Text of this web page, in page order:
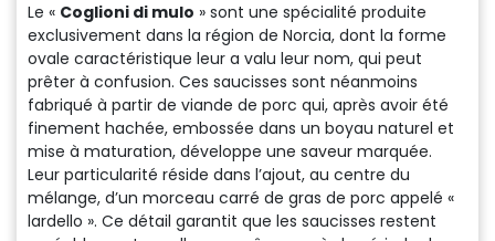
Le « Coglioni di mulo » sont une spécialité produite
exclusivement dans la région de Norcia, dont la forme
ovale caractéristique leur a valu leur nom, qui peut
prêter à confusion. Ces saucisses sont néanmoins
fabriqué à partir de viande de porc qui, après avoir été
finement hachée, embossée dans un boyau naturel et
mise à maturation, développe une saveur marquée.
Leur particularité réside dans l’ajout, au centre du
mélange, d’un morceau carré de gras de porc appelé «
lardello ». Ce détail garantit que les saucisses restent